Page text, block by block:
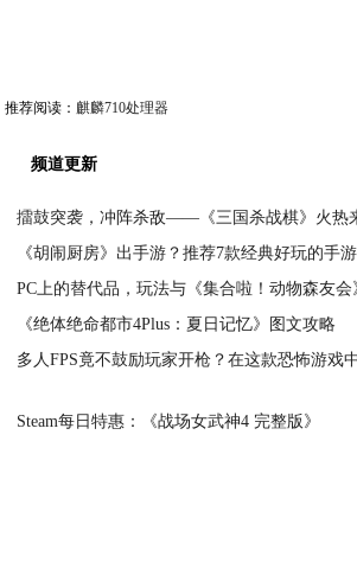
推荐阅读： 麒麟710处理器
频道更新
擂鼓突袭，冲阵杀敌——《三国杀战棋》火热
《胡闹厨房》出手游？推荐7款经典好玩的手游
PC上的替代品，玩法与《集合啦！动物森友会
《绝体绝命都市4Plus：夏日记忆》图文攻略
多人FPS竟不鼓励玩家开枪？在这款恐怖游戏
Steam每日特惠：《战场女武神4 完整版》